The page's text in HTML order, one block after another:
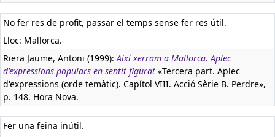
No fer res de profit, passar el temps sense fer res útil.
Lloc: Mallorca.
Riera Jaume, Antoni (1999):Així xerram a Mallorca. Aplec
d'expressions populars en sentit figurat «Tercera part. Aplec
d'expressions (orde temàtic). Capítol VIII. Acció Sèrie B. Perdre»,
p. 148. Hora Nova.
Fer una feina inútil.